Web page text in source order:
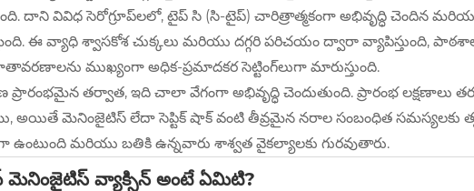
దాని వివిధ సెరోగ్రూప్‌లలో, టైప్ సి (సి-టైప్) చారిత్రాత్మకంగా అభివృద్ధి చెందిన
ఈ వ్యాధి శ్వాసకోశ చుక్కలు మరియు దగ్గరి పరిచయం ద్వారా వ్యాపిస్తుంది,
ముఖ్యంగా అధిక-ప్రమాదకర సెట్టింగ్‌లుగా మారుస్తుంది.
ప్రారంభమైన తర్వాత, ఇది చాలా వేగంగా అభివృద్ధి చెందుతుంది. ప్రారంభ
అయితే మెనింజైటిస్ లేదా సెప్టిక్ షాక్ వంటి తీవ్రమైన నరాల సంబంధిత సమస్యలకు
ఉంటుంది మరియు బతికి ఉన్నవారు శాశ్వత వైకల్యాలకు గురవుతారు.
మెనింజైటిస్ వ్యాక్సిన్ అంటే ఏమిటి?